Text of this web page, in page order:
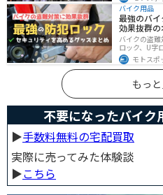
さ・機能性
す。この記
者が知って
バイク用品
最強のバ
効果抜群
バイクの盗
ロック、U字
あるので自
ょう。この
れ最強の商
モトスポ
もっ
不要になったバイク
▶︎手数料無料の宅配買取
実際に売ってみた体験談
▶︎こちら